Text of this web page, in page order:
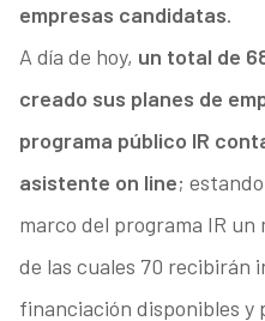
empresas candidatas.
A día de hoy, un total de
creado sus planes de
programa público IR
asistente on line;
marco del programa IR un
de las cuales 70 recibirán
financiación disponibles y